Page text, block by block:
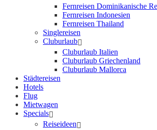
Fernreisen Dominikanische
Fernreisen Indonesien
Fernreisen Thailand
Singlereisen
Cluburlaub
Cluburlaub Italien
Cluburlaub Griechenland
Cluburlaub Mallorca
Städtereisen
Hotels
Flug
Mietwagen
Specials
Reiseideen